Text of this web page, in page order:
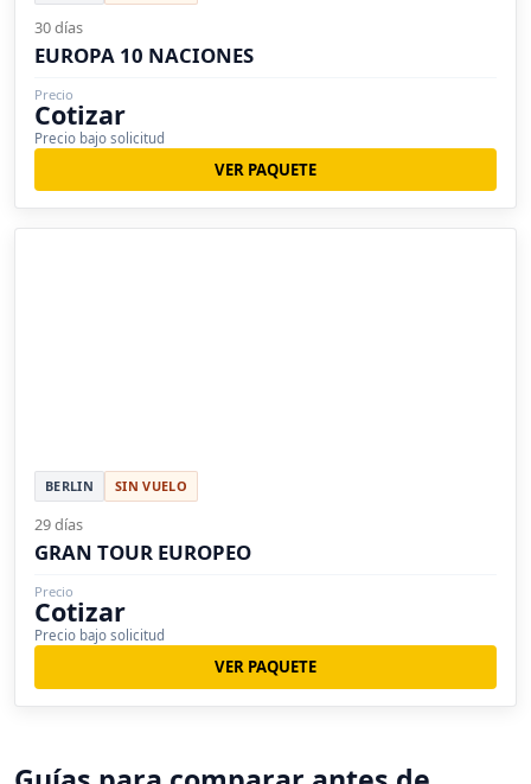
30 días
EUROPA 10 NACIONES
Precio
Cotizar
Precio bajo solicitud
VER PAQUETE
BERLIN SIN VUELO
29 días
GRAN TOUR EUROPEO
Precio
Cotizar
Precio bajo solicitud
VER PAQUETE